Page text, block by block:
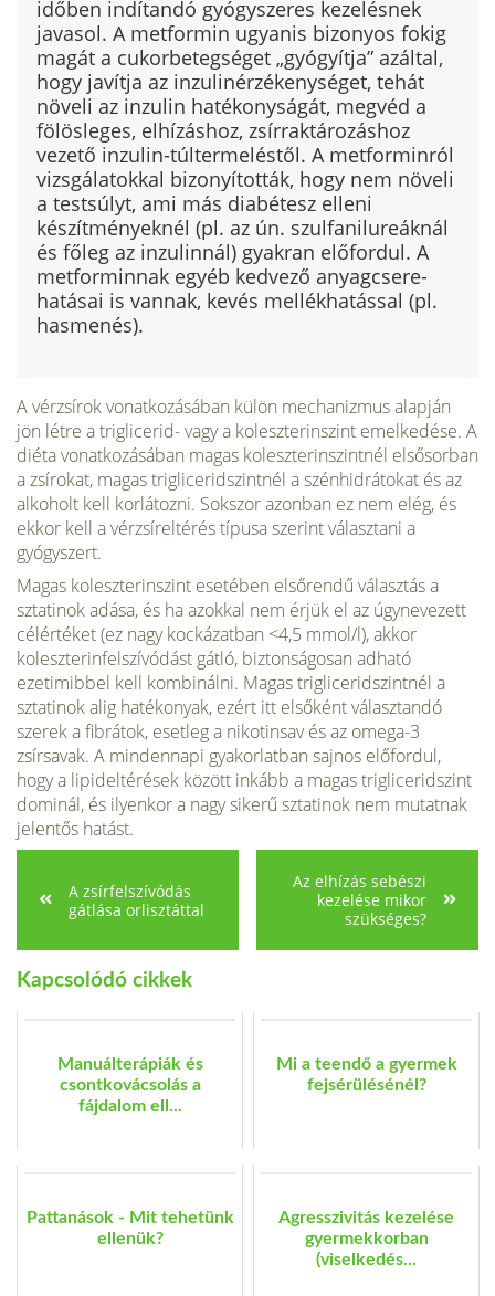
időben in­dítandó gyógyszeres kezelésnek
javasol. A metformin ugyanis bizonyos fokig
magát a cukorbetegséget „gyó­gyítja” azáltal,
hogy javítja az inzulinérzékenységet, te­hát
növeli az inzulin hatékonyságát, megvéd a
fölösle­ges, elhízáshoz, zsírraktározáshoz
vezető inzulin-túlter­meléstől. A metforminról
vizsgálatokkal bizonyították, hogy nem növeli
a testsúlyt, ami más diabétesz elleni
készítményeknél (pl. az ún. szulfanilureáknál
és főleg az inzulinnál) gyakran előfordul. A
metforminnak egyéb kedvező anyagcsere-
hatásai is vannak, kevés mellék­hatással (pl.
hasmenés).
A vérzsírok vonatkozásában külön mechanizmus alap­ján
jön létre a triglicerid- vagy a koleszterinszint emelkedése. A
diéta vonatkozásában magas koleszterinszint­nél elsősorban
a zsírokat, magas trigliceridszintnél a szénhidrátokat és az
alkoholt kell korlátozni. Sokszor azonban ez nem elég, és
ekkor kell a vérzsíreltérés tí­pusa szerint választani a
gyógyszert.
Magas koleszterinszint esetében elsőrendű választás a
sztatinok adása, és ha azokkal nem érjük el az úgynevezett
célértéket (ez nagy kockázatban <4,5 mmol/l), akkor
koleszterinfelszívódást gátló, biztonságosan ad­ható
ezetimibbel kell kombinálni. Magas trigliceridszint­nél a
sztatinok alig hatékonyak, ezért itt elsőként válasz­tandó
szerek a fibrátok, esetleg a nikotinsav és az omega-3
zsírsavak. A mindennapi gyakorlatban sajnos előfordul,
hogy a lipideltérések között inkább a magas trigliceridszint
dominál, és ilyenkor a nagy sikerű sztati­nok nem mutatnak
jelentős hatást.
A zsírfelszívódás
gátlása orlisztáttal
Az elhízás sebészi
kezelése mikor
szükséges?
Kapcsolódó cikkek
Manuálterápiák és
csontkovácsolás a
fájdalom ell...
Mi a teendő a gyermek
fejsérülésénél?
Pattanások - Mit tehetünk
ellenük?
Agresszivitás kezelése
gyermekkorban
(viselkedés...